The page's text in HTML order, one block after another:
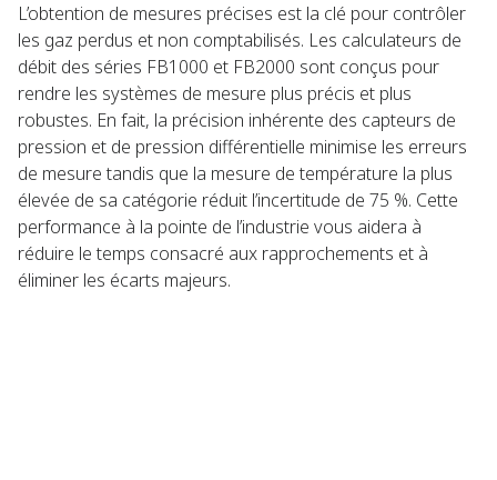
L’obtention de mesures précises est la clé pour contrôler
les gaz perdus et non comptabilisés. Les calculateurs de
débit des séries FB1000 et FB2000 sont conçus pour
rendre les systèmes de mesure plus précis et plus
robustes. En fait, la précision inhérente des capteurs de
pression et de pression différentielle minimise les erreurs
de mesure tandis que la mesure de température la plus
élevée de sa catégorie réduit l’incertitude de 75 %. Cette
performance à la pointe de l’industrie vous aidera à
réduire le temps consacré aux rapprochements et à
éliminer les écarts majeurs.